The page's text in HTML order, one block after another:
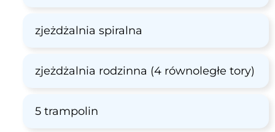
zjeżdżalnia spiralna
zjeżdżalnia rodzinna (4 równoległe tory)
5 trampolin